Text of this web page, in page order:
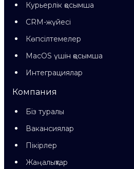
Курьерлік қосымша
CRM-жүйесі
Көпсілтемелер
MacOS үшін қосымша
Интеграциялар
Компания
Біз туралы
Вакансиялар
Пікірлер
Жаңалықтар